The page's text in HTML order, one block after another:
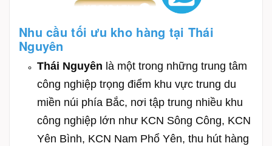
Nhu cầu tối ưu kho hàng tại Thái
Nguyên
Thái Nguyên là một trong những trung tâm
công nghiệp trọng điểm khu vực trung du
miền núi phía Bắc, nơi tập trung nhiều khu
công nghiệp lớn như KCN Sông Công, KCN
Yên Bình, KCN Nam Phổ Yên, thu hút hàng